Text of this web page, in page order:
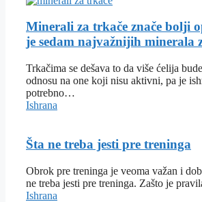
Minerali za trkače znače bolji
je sedam najvažnijih minerala
Trkačima se dešava to da više ćelija
odnosu na one koji nisu aktivni, pa je
potrebno…
Ishrana
Šta ne treba jesti pre treninga
Obrok pre treninga je veoma važan i
ne treba jesti pre treninga. Zašto je
Ishrana